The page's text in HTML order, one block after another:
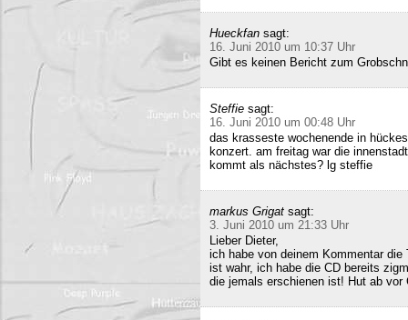
Hueckfan sagt:
16. Juni 2010 um 10:37 Uhr
Gibt es keinen Bericht zum
Steffie sagt:
16. Juni 2010 um 00:48 Uhr
das krasseste wochenende in
konzert. am freitag war die
kommt als nächstes? lg steffie
markus Grigat sagt:
3. Juni 2010 um 21:33 Uhr
Lieber Dieter,
ich habe von deinem Kommentar
ist wahr, ich habe die CD bereits
die jemals erschienen ist! Hut ab vor